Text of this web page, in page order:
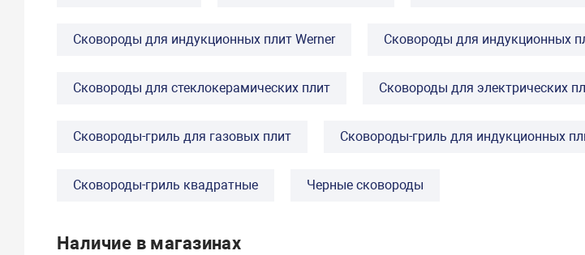
Сковороды для индукционных плит Werner Сковороды для индукционных
Сковороды для стеклокерамических плит Сковороды для электрических
Сковороды-гриль для газовых плит Сковороды-гриль для индукционных
Сковороды-гриль квадратные Черные сковороды
Наличие в магазинах